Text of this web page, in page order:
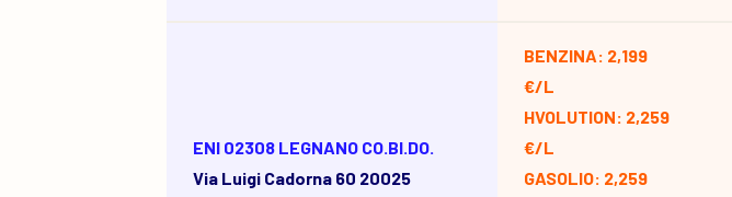
ENI 02308 LEGNANO CO.BI.DO.
Via Luigi Cadorna 60 20025
BENZINA: 2,199
€/L
HVOLUTION: 2,259
€/L
GASOLIO: 2,259